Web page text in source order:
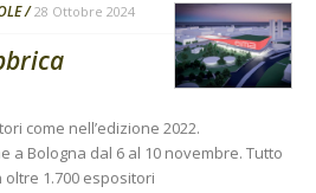
28 Ottobre 2024
come nell’edizione 2022.
a Bologna dal 6 al 10 novembre. Tutto
1.700 espositori